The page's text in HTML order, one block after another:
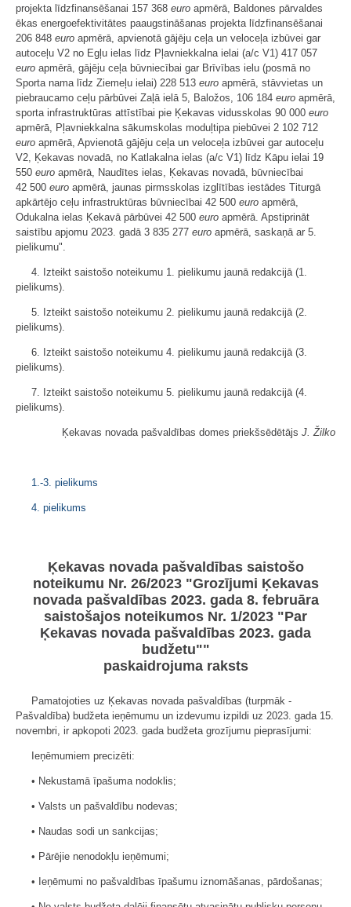
projekta līdzfinansēšanai 157 368 euro apmērā, Baldones pārvaldes
ēkas energoefektivitātes paaugstināšanas projekta līdzfinansēšanai
206 848 euro apmērā, apvienotā gājēju ceļa un veloceļa izbūvei gar
autoceļu V2 no Egļu ielas līdz Pļavniekkalna ielai (a/c V1) 417 057
euro apmērā, gājēju ceļa būvniecībai gar Brīvības ielu (posmā no
Sporta nama līdz Ziemeļu ielai) 228 513 euro apmērā, stāvvietas un
piebraucamo ceļu pārbūvei Zaļā ielā 5, Baložos, 106 184 euro apmērā,
sporta infrastruktūras attīstībai pie Ķekavas vidusskolas 90 000 euro
apmērā, Pļavniekkalna sākumskolas moduļtipa piebūvei 2 102 712
euro apmērā, Apvienotā gājēju ceļa un veloceļa izbūvei gar autoceļu
V2, Ķekavas novadā, no Katlakalna ielas (a/c V1) līdz Kāpu ielai 19
550 euro apmērā, Naudītes ielas, Ķekavas novadā, būvniecībai
42 500 euro apmērā, jaunas pirmsskolas izglītības iestādes Titurgā
apkārtējo ceļu infrastruktūras būvniecībai 42 500 euro apmērā,
Odukalna ielas Ķekavā pārbūvei 42 500 euro apmērā. Apstiprināt
saistību apjomu 2023. gadā 3 835 277 euro apmērā, saskaņā ar 5.
pielikumu".
4. Izteikt saistošo noteikumu 1. pielikumu jaunā redakcijā (1.
pielikums).
5. Izteikt saistošo noteikumu 2. pielikumu jaunā redakcijā (2.
pielikums).
6. Izteikt saistošo noteikumu 4. pielikumu jaunā redakcijā (3.
pielikums).
7. Izteikt saistošo noteikumu 5. pielikumu jaunā redakcijā (4.
pielikums).
Ķekavas novada pašvaldības domes priekšsēdētājs J. Žilko
1.-3. pielikums
4. pielikums
Ķekavas novada pašvaldības saistošo
noteikumu Nr. 26/2023 "Grozījumi Ķekavas
novada pašvaldības 2023. gada 8. februāra
saistošajos noteikumos Nr. 1/2023 "Par
Ķekavas novada pašvaldības 2023. gada
budžetu""
paskaidrojuma raksts
Pamatojoties uz Ķekavas novada pašvaldības (turpmāk -
Pašvaldība) budžeta ieņēmumu un izdevumu izpildi uz 2023. gada 15.
novembri, ir apkopoti 2023. gada budžeta grozījumu pieprasījumi:
Ieņēmumiem precizēti:
• Nekustamā īpašuma nodoklis;
• Valsts un pašvaldību nodevas;
• Naudas sodi un sankcijas;
• Pārējie nenodokļu ieņēmumi;
• Ieņēmumi no pašvaldības īpašumu iznomāšanas, pārdošanas;